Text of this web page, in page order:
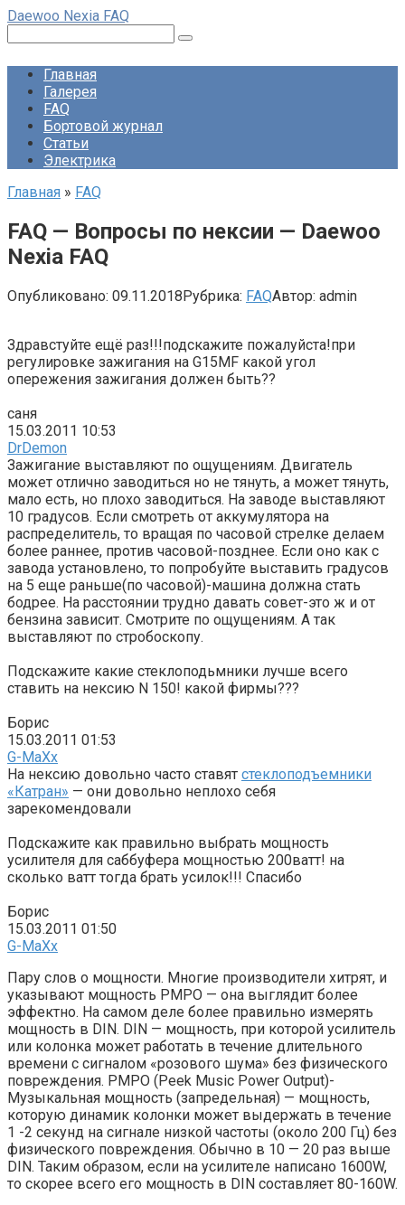
Перейти
контенту
Daewoo Nexia FAQ
Главная
Галерея
FAQ
Бортовой журнал
Статьи
Электрика
Главная » FAQ
FAQ — Вопросы по нексии — Daewoo
Nexia FAQ
Опубликовано: 09.11.2018Рубрика: FAQАвтор: admin
Здравстуйте ещё раз!!!подскажите пожалуйста!при
регулировке зажигания на G15MF какой угол
опережения зажигания должен быть??
саня
15.03.2011 10:53
DrDemon
Зажигание выставляют по ощущениям. Двигатель
может отлично заводиться но не тянуть, а может тянуть,
мало есть, но плохо заводиться. На заводе выставляют
10 градусов. Если смотреть от аккумулятора на
распределитель, то вращая по часовой стрелке делаем
более раннее, против часовой-позднее. Если оно как с
завода установлено, то попробуйте выставить градусов
на 5 еще раньше(по часовой)-машина должна стать
бодрее. На расстоянии трудно давать совет-это ж и от
бензина зависит. Смотрите по ощущениям. А так
выставляют по стробоскопу.
Подскажите какие стеклоподьмники лучше всего
ставить на нексию N 150! какой фирмы???
Борис
15.03.2011 01:53
G-MaXx
На нексию довольно часто ставят стеклоподъемники
«Катран» — они довольно неплохо себя
зарекомендовали
Подскажите как правильно выбрать мощность
усилителя для саббуфера мощностью 200ватт! на
сколько ватт тогда брать усилок!!! Спасибо
Борис
15.03.2011 01:50
G-MaXx
Пару слов о мощности. Многие производители хитрят, и
указывают мощность PMPO — она выглядит более
эффектно. На самом деле более правильно измерять
мощность в DIN. DIN — мощность, при которой усилитель
или колонка может работать в течение длительного
времени с сигналом «розового шума» без физического
повреждения. PMPO (Peek Music Power Output)-
Музыкальная мощность (запредельная) — мощность,
которую динамик колонки может выдержать в течение
1 -2 секунд на сигнале низкой частоты (около 200 Гц) без
физического повреждения. Обычно в 10 — 20 раз выше
DIN. Таким образом, если на усилителе написано 1600W,
то скорее всего его мощность в DIN составляет 80-160W.